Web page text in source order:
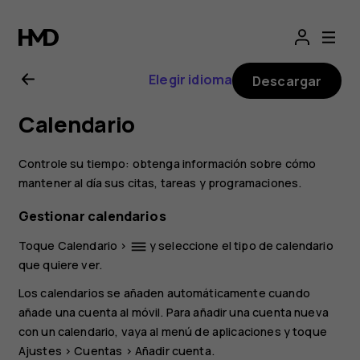
Guía
del
usuario
de
Nokia
X20
Elegir idioma Descargar
Calendario
Controle su tiempo: obtenga información sobre cómo
mantener al día sus citas, tareas y programaciones.
Gestionar calendarios
Toque Calendario > dehaze y seleccione el tipo de calendario
que quiere ver.
Los calendarios se añaden automáticamente cuando
añade una cuenta al móvil. Para añadir una cuenta nueva
con un calendario, vaya al menú de aplicaciones y toque
Ajustes >Cuentas > Añadir cuenta.